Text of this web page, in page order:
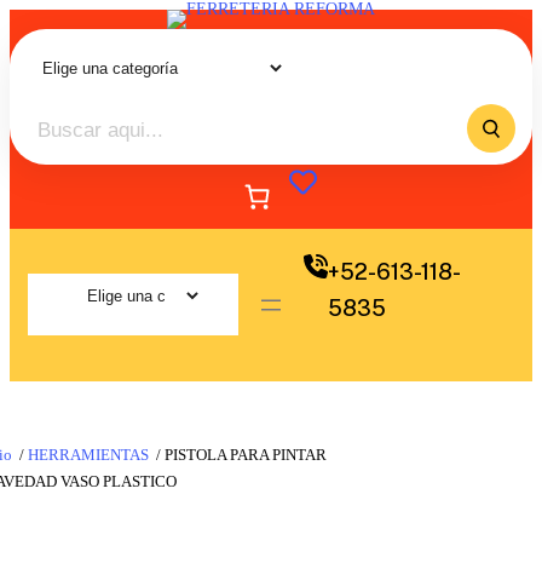
+52-613-118-
5835
/ HERRAMIENTAS / PISTOLA PARA PINTAR
VASO PLASTICO